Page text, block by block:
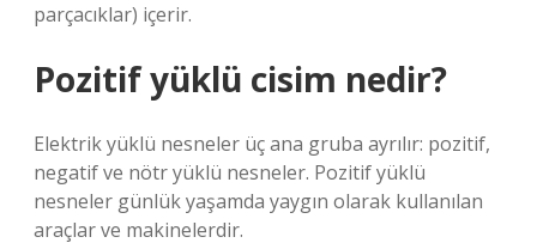
parçacıklar) içerir.
Pozitif yüklü cisim nedir?
Elektrik yüklü nesneler üç ana gruba ayrılır: pozitif,
negatif ve nötr yüklü nesneler. Pozitif yüklü
nesneler günlük yaşamda yaygın olarak kullanılan
araçlar ve makinelerdir.